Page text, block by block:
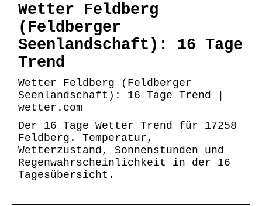
Wetter Feldberg
(Feldberger
Seenlandschaft): 16 Tage
Trend
Wetter Feldberg (Feldberger
Seenlandschaft): 16 Tage Trend |
wetter.com
Der 16 Tage Wetter Trend für 17258
Feldberg. Temperatur,
Wetterzustand, Sonnenstunden und
Regenwahrscheinlichkeit in der 16
Tagesübersicht.